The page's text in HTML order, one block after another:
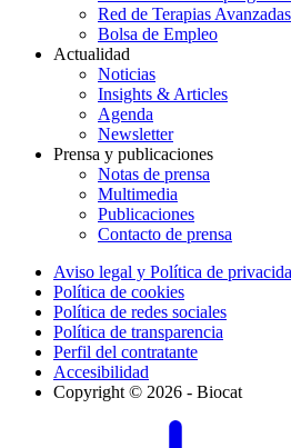
Red de Terapias
Bolsa de Empleo
Actualidad
Noticias
Insights & Articles
Agenda
Newsletter
Prensa y publicaciones
Notas de prensa
Multimedia
Publicaciones
Contacto de prensa
Aviso legal y Política de
Política de cookies
Política de redes sociales
Política de transparencia
Perfil del contratante
Accesibilidad
Copyright © 2026 - Biocat